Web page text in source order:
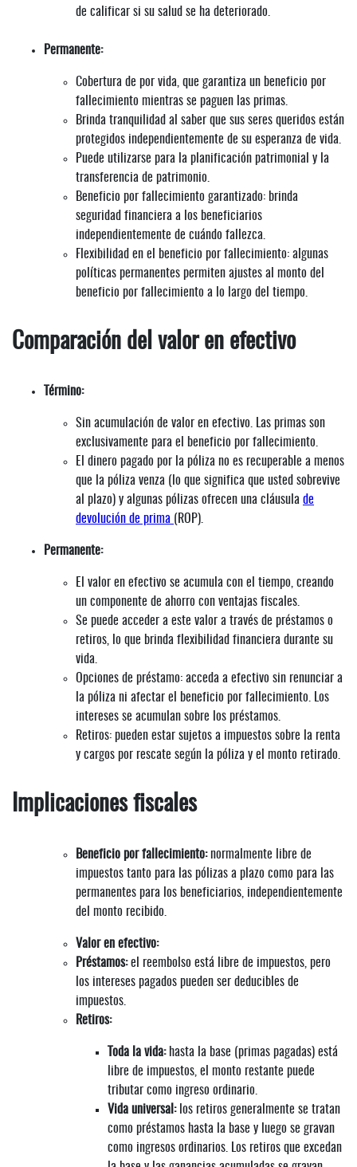
de calificar si su salud se ha deteriorado.
Permanente:
Cobertura de por vida, que garantiza un beneficio por
fallecimiento mientras se paguen las primas.
Brinda tranquilidad al saber que sus seres queridos están
protegidos independientemente de su esperanza de vida.
Puede utilizarse para la planificación patrimonial y la
transferencia de patrimonio.
Beneficio por fallecimiento garantizado: brinda
seguridad financiera a los beneficiarios
independientemente de cuándo fallezca.
Flexibilidad en el beneficio por fallecimiento: algunas
políticas permanentes permiten ajustes al monto del
beneficio por fallecimiento a lo largo del tiempo.
Comparación del valor en efectivo
Término:
Sin acumulación de valor en efectivo. Las primas son
exclusivamente para el beneficio por fallecimiento.
El dinero pagado por la póliza no es recuperable a menos
que la póliza venza (lo que significa que usted sobrevive
al plazo) y algunas pólizas ofrecen una cláusula de
devolución de prima (ROP).
Permanente:
El valor en efectivo se acumula con el tiempo, creando
un componente de ahorro con ventajas fiscales.
Se puede acceder a este valor a través de préstamos o
retiros, lo que brinda flexibilidad financiera durante su
vida.
Opciones de préstamo: acceda a efectivo sin renunciar a
la póliza ni afectar el beneficio por fallecimiento. Los
intereses se acumulan sobre los préstamos.
Retiros: pueden estar sujetos a impuestos sobre la renta
y cargos por rescate según la póliza y el monto retirado.
Implicaciones fiscales
Beneficio por fallecimiento:normalmente libre de
impuestos tanto para las pólizas a plazo como para las
permanentes para los beneficiarios, independientemente
del monto recibido.
Valor en efectivo:
Préstamos:el reembolso está libre de impuestos, pero
los intereses pagados pueden ser deducibles de
impuestos.
Retiros:
Toda la vida: hasta la base (primas pagadas) está
libre de impuestos, el monto restante puede
tributar como ingreso ordinario.
Vida universal: los retiros generalmente se tratan
como préstamos hasta la base y luego se gravan
como ingresos ordinarios. Los retiros que excedan